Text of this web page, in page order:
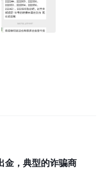
骗行为。而且很多不知道的
的投资者能不要上当受骗，
金，典型的诈骗商